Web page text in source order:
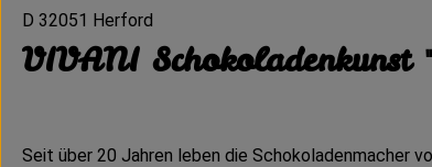
D 32051 Herford
VIVANI Schokoladenkunst
Seit über 20 Jahren leben die Schokoladenmacher